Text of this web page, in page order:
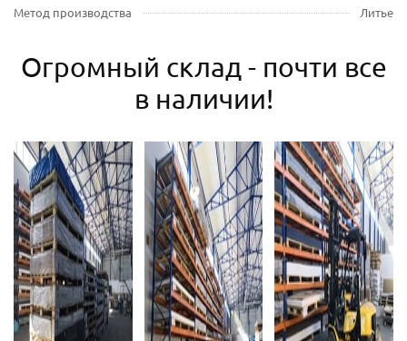
Метод производства
Литье
Огромный склад - почти все
в наличии!